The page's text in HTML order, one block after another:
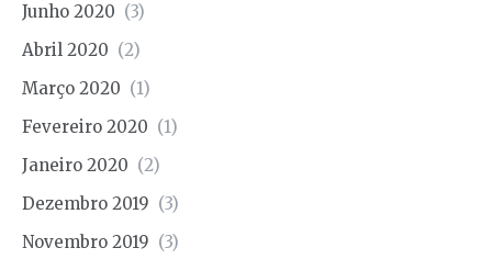
Junho 2020 (3)
Abril 2020 (2)
Março 2020 (1)
Fevereiro 2020 (1)
Janeiro 2020 (2)
Dezembro 2019 (3)
Novembro 2019 (3)